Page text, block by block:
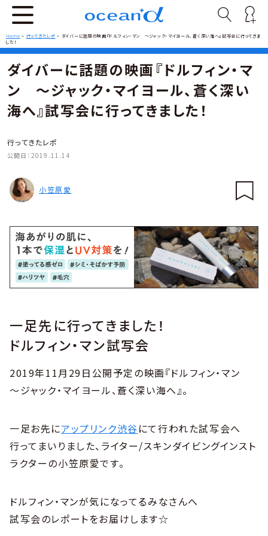
Home > 行ってきたレポ > ダイバーに話題の映画『ドルフィン・マン ～ジャック・マイヨール、蒼く深い海へ』試写会に行ってきま
した！
ダイバーに話題の映画『ドルフィン・マ
ン ～ジャック・マイヨール、蒼く深い
海へ』試写会に行ってきました！
行ってきたレポ
公開日： 2019.11.14
小笠原愛
一足先に行ってきました！
ドルフィン・マン試写会
2019年11月29日公開予定の映画『ドルフィン・マン
～ジャック・マイヨール、蒼く深い海へ』。
一足お先にアップリンク渋谷にて行われた試写会へ
行ってまいりました、ライター/スキンダイビングインスト
ラクターの小笠原愛です。
ドルフィン・マンが気になってるみなさんへ
試写会のレポートをお届けします☆